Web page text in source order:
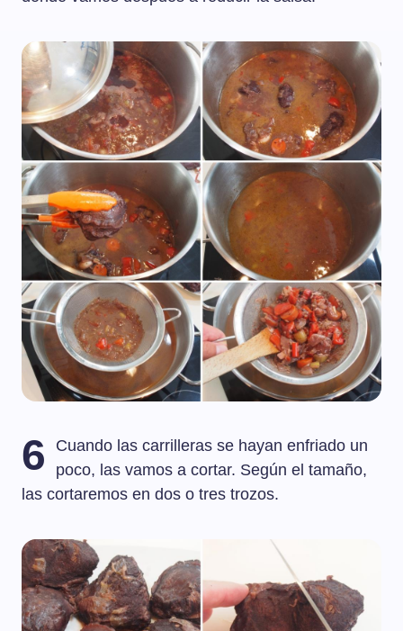
6
Cuando las carrilleras se hayan enfriado un
poco, las vamos a cortar. Según el tamaño,
las cortaremos en dos o tres trozos.